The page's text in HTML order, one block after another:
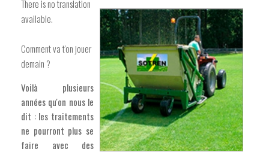
There is no translation
available.
Comment va t'on jouer
demain ?
Voilà plusieurs
années qu'on nous le
dit : les traitements
ne pourront plus se
faire avec des